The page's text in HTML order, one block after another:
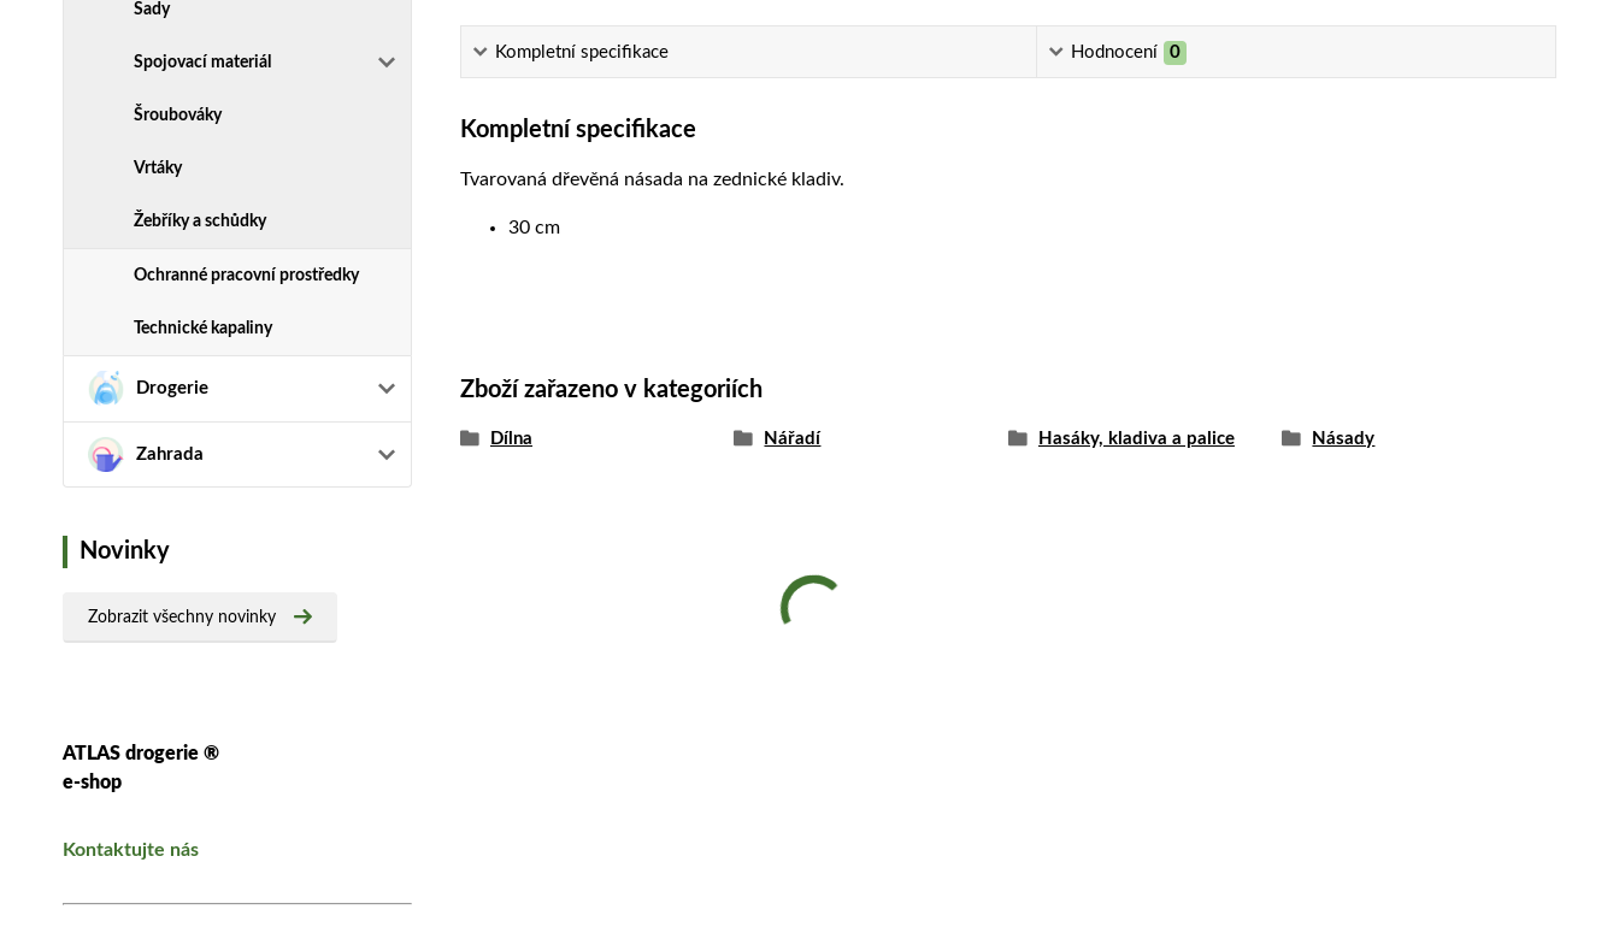
Sady
Spojovací materiál
Šroubováky
Vrtáky
Žebříky a schůdky
Ochranné pracovní prostředky
Technické kapaliny
Drogerie
Zahrada
Novinky
Zobrazit všechny novinky
ATLAS drogerie ®
e-shop
Kontaktujte nás
Kompletní specifikace Hodnocení 0
Kompletní specifikace
Tvarovaná dřevěná násada na zednické kladiv.
30 cm
Zboží zařazeno v kategoriích
Dílna Nářadí Hasáky, kladiva a palice Násady